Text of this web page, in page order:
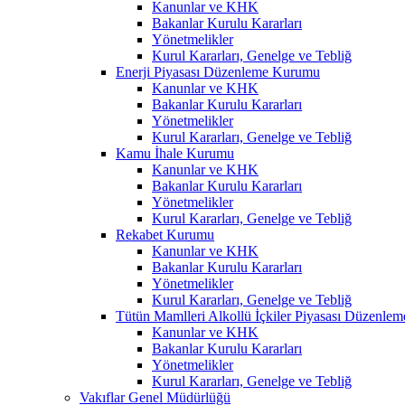
Kanunlar ve KHK
Bakanlar Kurulu Kararları
Yönetmelikler
Kurul Kararları, Genelge ve Tebliğ
Enerji Piyasası Düzenleme Kurumu
Kanunlar ve KHK
Bakanlar Kurulu Kararları
Yönetmelikler
Kurul Kararları, Genelge ve Tebliğ
Kamu İhale Kurumu
Kanunlar ve KHK
Bakanlar Kurulu Kararları
Yönetmelikler
Kurul Kararları, Genelge ve Tebliğ
Rekabet Kurumu
Kanunlar ve KHK
Bakanlar Kurulu Kararları
Yönetmelikler
Kurul Kararları, Genelge ve Tebliğ
Tütün Mamlleri Alkollü İçkiler Piyasası
Kanunlar ve KHK
Bakanlar Kurulu Kararları
Yönetmelikler
Kurul Kararları, Genelge ve Tebliğ
Vakıflar Genel Müdürlüğü